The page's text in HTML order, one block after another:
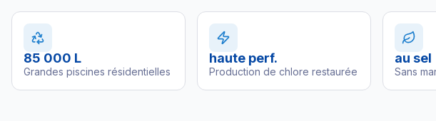
85 000 L
Grandes piscines résidentielles
haute perf.
Production de chlore restaurée
au sel
Sans